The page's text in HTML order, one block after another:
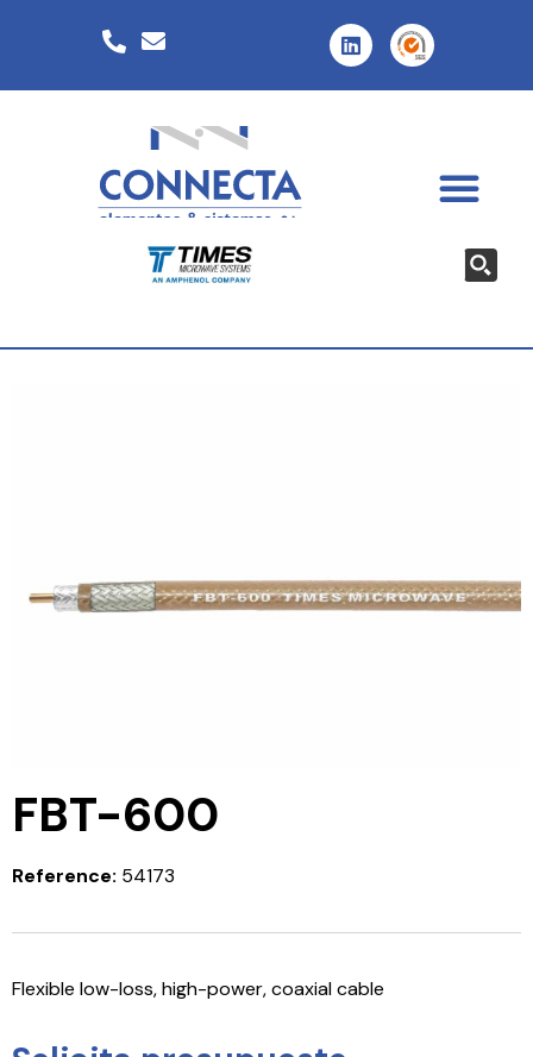
FBT-600
Reference: 54173
Flexible low-loss, high-power, coaxial cable